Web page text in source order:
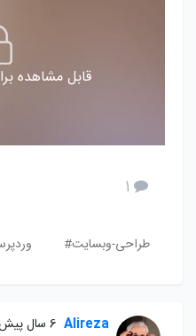
قابل مشاهده
1
طراحی-وبسایت#
Alireza 6 سال پیش